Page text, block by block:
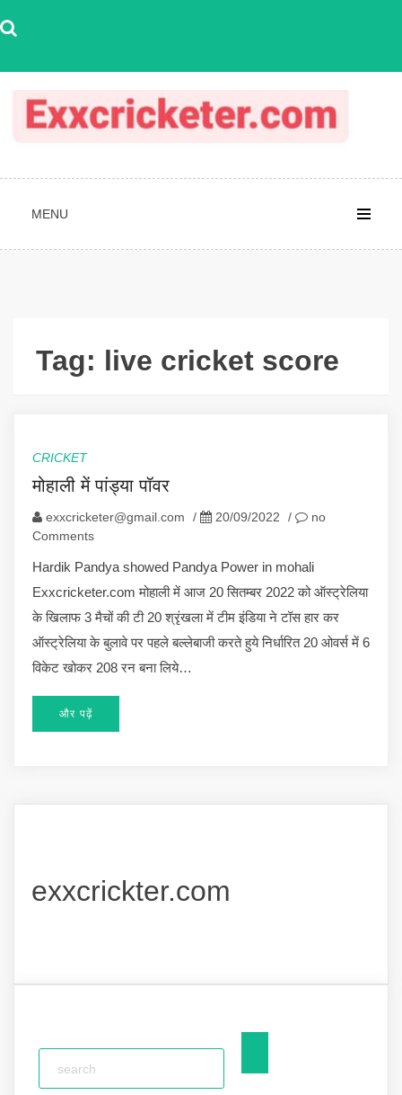
to
MENU
Tag: live cricket score
CRICKET
मोहाली में पांड्या पॉवर
exxcricketer@gmail.com / 20/09/2022 /
no
Comments
Hardik Pandya showed Pandya Power in mohali
Exxcricketer.com मोहाली में आज 20 सितम्बर 2022 को ऑस्ट्रेलिया
के खिलाफ 3 मैचों की टी 20 श्रृंखला में टीम इंडिया ने टॉस हार कर
ऑस्ट्रेलिया के बुलावे पर पहले बल्लेबाजी करते हुये निर्धारित 20 ओवर्स में 6
विकेट खोकर 208 रन बना लिये…
और पढ़ें
exxcrickter.com